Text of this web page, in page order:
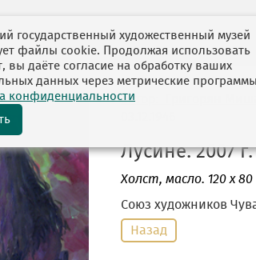
автор: Григорян
Лусине. 2007 г.
Холст, масло. 120 х 80
Союз художников
Назад
государственный художественный музей
файлы cookie. Продолжая использовать
вы даёте согласие на обработку ваших
данных через метрические
конфиденциальности